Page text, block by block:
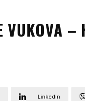
VUKOVA
Linkedin